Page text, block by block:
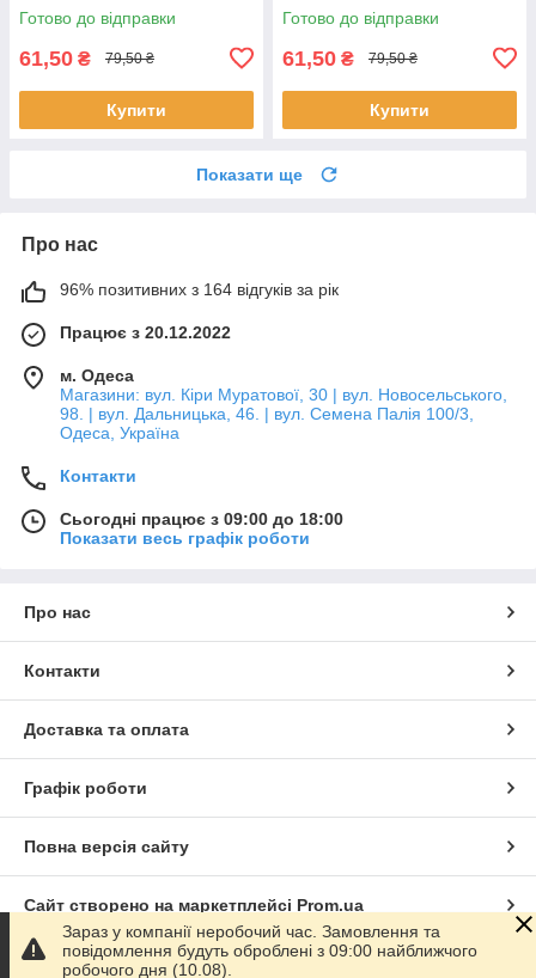
Готово до відправки
61,50 ₴ 79,50 ₴
Купити
Готово до відправки
61,50 ₴ 79,50 ₴
Купити
Показати ще
Про нас
96% позитивних з 164 відгуків за рік
Працює з 20.12.2022
м. Одеса
Магазини: вул. Кіри Муратової, 30 | вул. Новосельського,
98. | вул. Дальницька, 46. | вул. Семена Палія 100/3,
Одеса, Україна
Контакти
Сьогодні працює з 09:00 до 18:00
Показати весь графік роботи
Про нас
Контакти
Доставка та оплата
Графік роботи
Повна версія сайту
Сайт створено на маркетплейсі Prom.ua
Політика конфіденційності
Зараз у компанії неробочий час. Замовлення та
повідомлення будуть оброблені з 09:00 найближчого
робочого дня (10.08).